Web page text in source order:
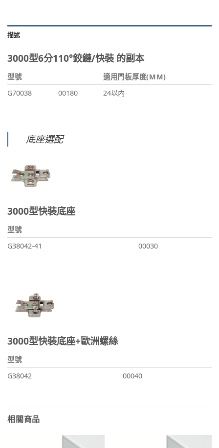
描述
3000型6分110°鉸鏈/快裝 的副本
型號
適用門板厚度(MM)
G70038
00180 24以內
底座選配
3000型快裝底座
型號
G38042-41
00030
3000型快裝底座+歐洲螺絲
型號
G38042
00040
相關商品